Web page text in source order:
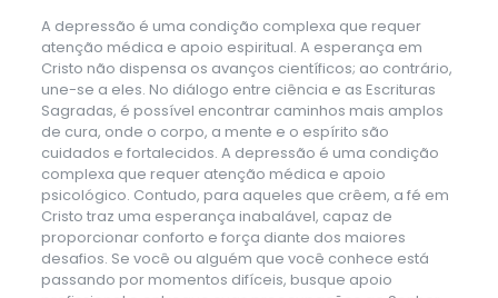
A depressão é uma condição complexa que requer
atenção médica e apoio espiritual. A esperança em
Cristo não dispensa os avanços científicos; ao contrário,
une-se a eles. No diálogo entre ciência e as Escrituras
Sagradas, é possível encontrar caminhos mais amplos
de cura, onde o corpo, a mente e o espírito são
cuidados e fortalecidos. A depressão é uma condição
complexa que requer atenção médica e apoio
psicológico. Contudo, para aqueles que crêem, a fé em
Cristo traz uma esperança inabalável, capaz de
proporcionar conforto e força diante dos maiores
desafios. Se você ou alguém que você conhece está
passando por momentos difíceis, busque apoio